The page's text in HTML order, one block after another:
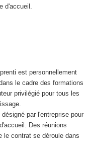
d'accueil.
est personnellement
le cadre des formations
privilégié pour tous les
par l'entreprise pour
Des réunions
le contrat se déroule dans